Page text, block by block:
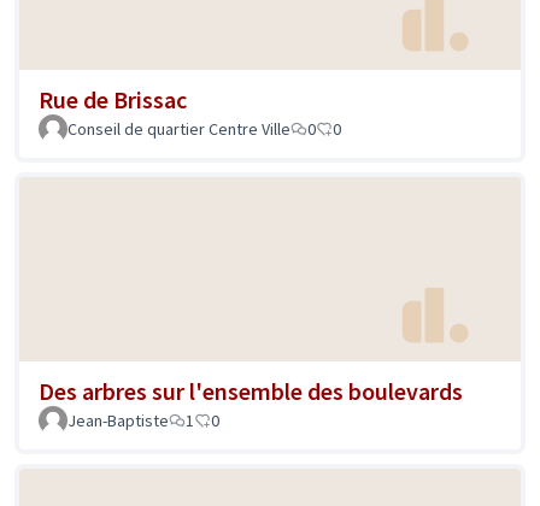
Rue de Brissac
Conseil de quartier Centre Ville 0 0
Des arbres sur l'ensemble des boulevards
Jean-Baptiste 1 0